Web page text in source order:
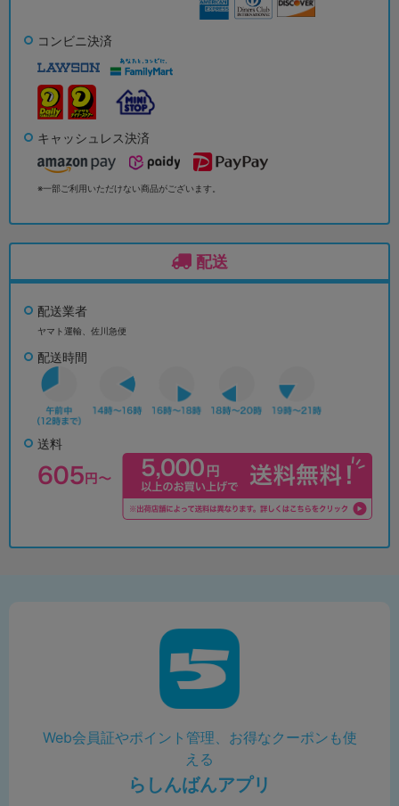
コンビニ決済
キャッシュレス決済
※一部ご利用いただけない商品がございます。
配送
配送業者
ヤマト運輸、佐川急便
配送時間
送料
Web会員証やポイント管理、お得なクーポンも使
える
らしんばんアプリ